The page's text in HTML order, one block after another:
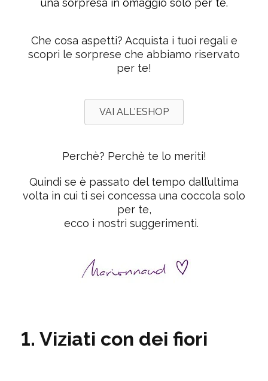
una sorpresa in omaggio solo per te.
Che cosa aspetti? Acquista i tuoi regali e
scopri le sorprese che abbiamo riservato
per te!
VAI ALL'ESHOP
Perchè? Perchè te lo meriti!
Quindi se è passato del tempo dall’ultima
volta in cui ti sei concessa una coccola solo
per te,
ecco i nostri suggerimenti.
1. Viziati con dei fiori